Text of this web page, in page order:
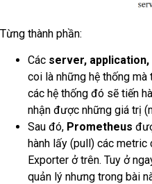
Từng thành phần:
Các server,
coi là những hệ thống
các hệ thống đó sẽ tiến
nhận được những giá trị
Sau đó, Prometheus
hành lấy (pull) các
Exporter ở trên. Tuy ở
quản lý nhưng trong bài